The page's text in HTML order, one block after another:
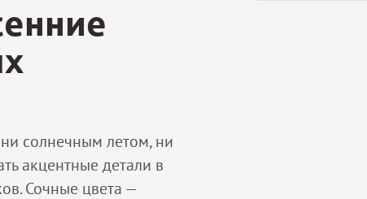
солнечным летом, ни
акцентные детали в
Сочные цвета —